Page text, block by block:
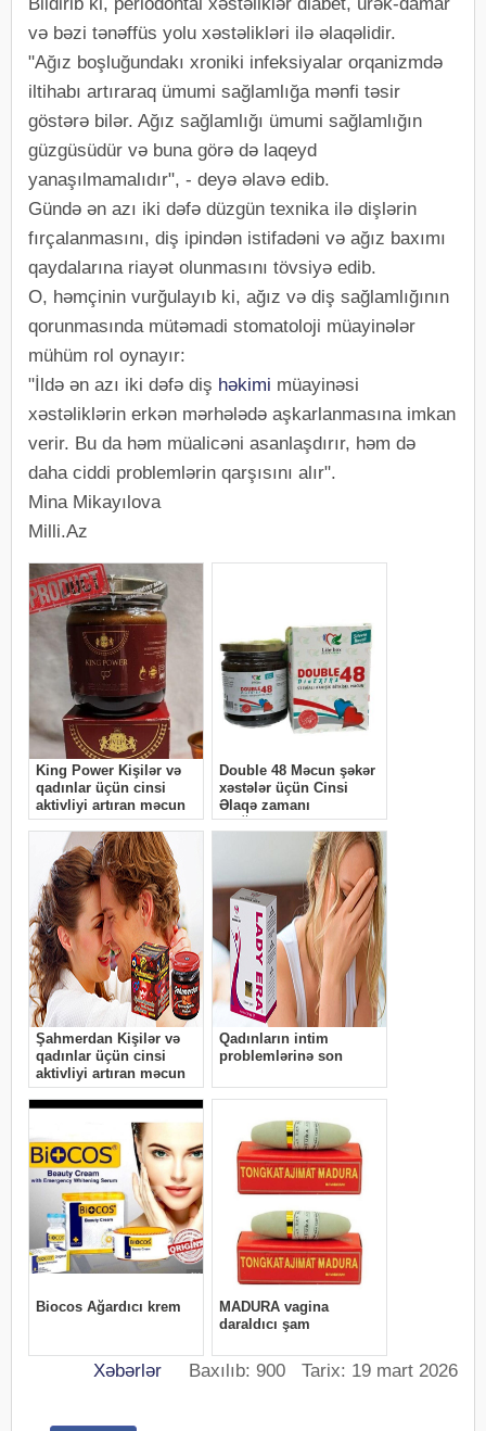
və bəzi tənəffüs yolu xəstəlikləri ilə əlaqəlidir.
"Ağız boşluğundakı xroniki infeksiyalar orqanizmdə
iltihabı artıraraq ümumi sağlamlığa mənfi təsir
göstərə bilər. Ağız sağlamlığı ümumi sağlamlığın
güzgüsüdür və buna görə də laqeyd
yanaşılmamalıdır", - deyə əlavə edib.
Gündə ən azı iki dəfə düzgün texnika ilə dişlərin
fırçalanmasını, diş ipindən istifadəni və ağız baxımı
qaydalarına riayət olunmasını tövsiyə edib.
O, həmçinin vurğulayıb ki, ağız və diş sağlamlığının
qorunmasında mütəmadi stomatoloji müayinələr
mühüm rol oynayır:
"İldə ən azı iki dəfə diş həkimi müayinəsi
xəstəliklərin erkən mərhələdə aşkarlanmasına imkan
verir. Bu da həm müalicəni asanlaşdırır, həm də
daha ciddi problemlərin qarşısını alır".
Mina Mikayılova
Milli.Az
Xəbərlər Baxılıb: 900 Tarix: 19 mart 2026